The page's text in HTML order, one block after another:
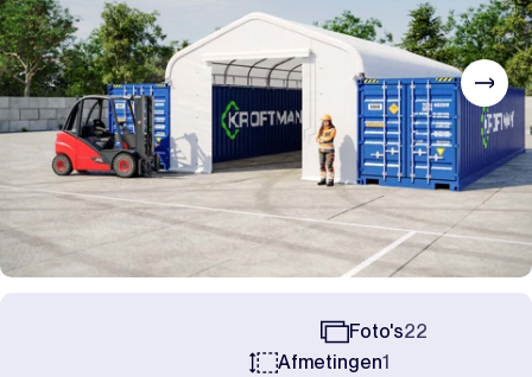
Foto's22
Afmetingen1